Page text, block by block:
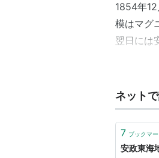
1854年
模はマグ
翌日には
ネット
7 ブックマー
安政東海